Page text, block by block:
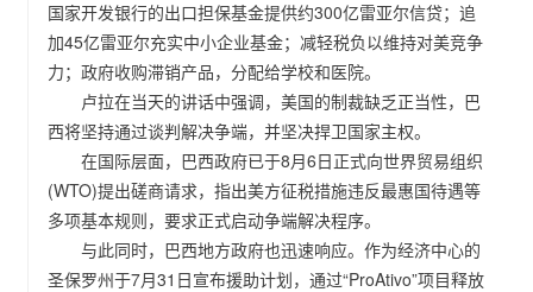
国家开发银行的出口担保基金提供约300亿雷亚尔信贷；追
加45亿雷亚尔充实中小企业基金；减轻税负以维持对美竞争
力；政府收购滞销产品，分配给学校和医院。
卢拉在当天的讲话中强调，美国的制裁缺乏正当性，巴
西将坚持通过谈判解决争端，并坚决捍卫国家主权。
在国际层面，巴西政府已于8月6日正式向世界贸易组织
(WTO)提出磋商请求，指出美方征税措施违反最惠国待遇等
多项基本规则，要求正式启动争端解决程序。
与此同时，巴西地方政府也迅速响应。作为经济中心的
圣保罗州于7月31日宣布援助计划，通过“ProAtivo”项目释放